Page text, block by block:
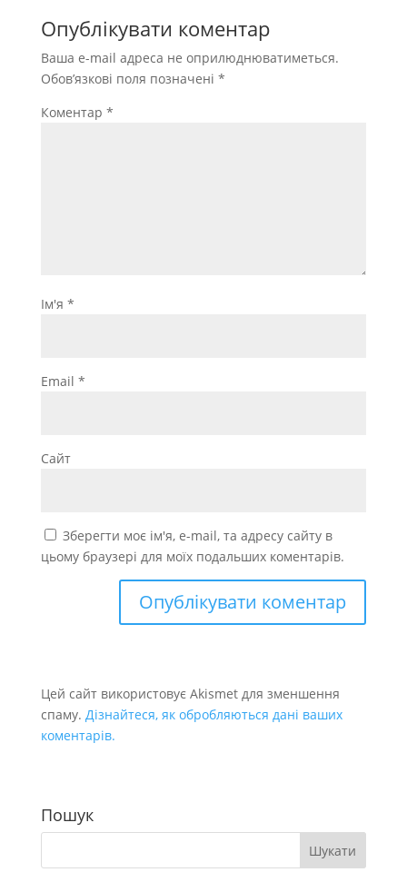
Опублікувати коментар
Ваша e-mail адреса не оприлюднюватиметься.
Обов’язкові поля позначені *
Коментар *
Ім'я *
Email *
Сайт
Зберегти моє ім'я, e-mail, та адресу сайту в
цьому браузері для моїх подальших коментарів.
Цей сайт використовує Akismet для зменшення
спаму. Дізнайтеся, як обробляються дані ваших
коментарів.
Пошук